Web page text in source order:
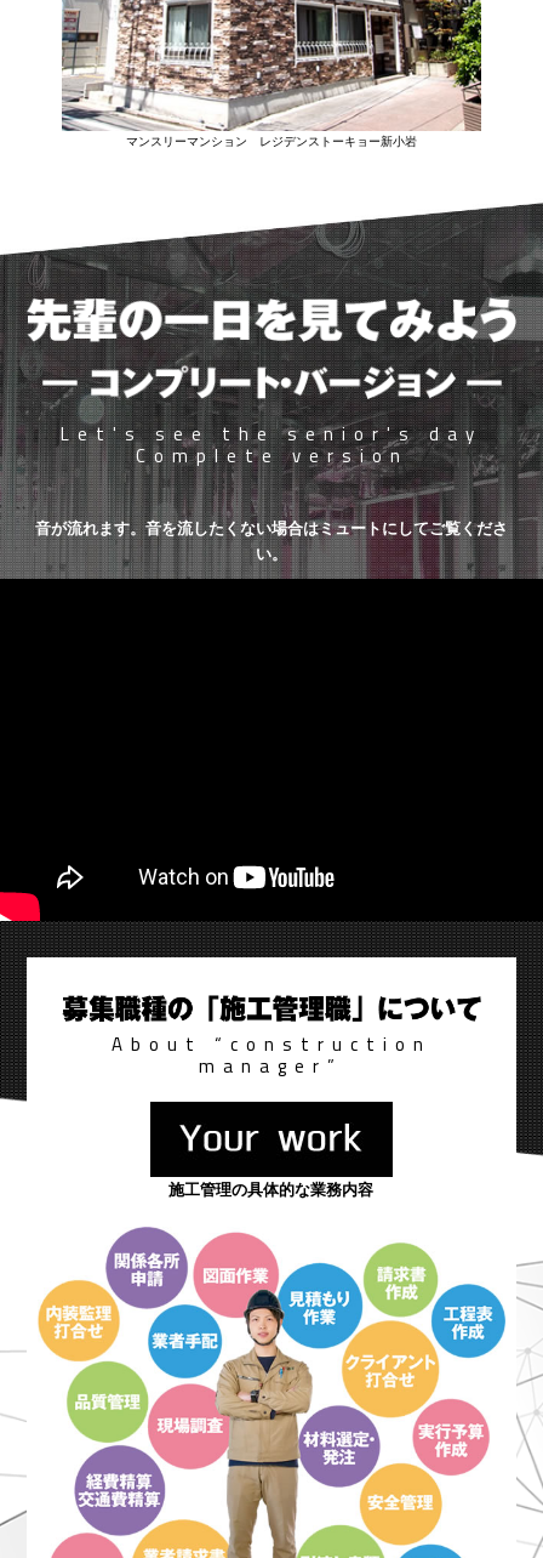
マンスリーマンション レジデンストーキョー新小岩
Let's see the senior's day
Complete version
音が流れます。音を流したくない場合はミュートにしてご覧くださ
い。
About “construction
manager”
施工管理の具体的な業務内容